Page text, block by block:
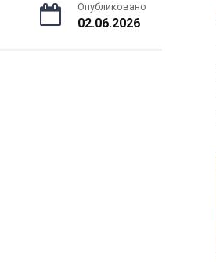
Опубликовано
02.06.2026